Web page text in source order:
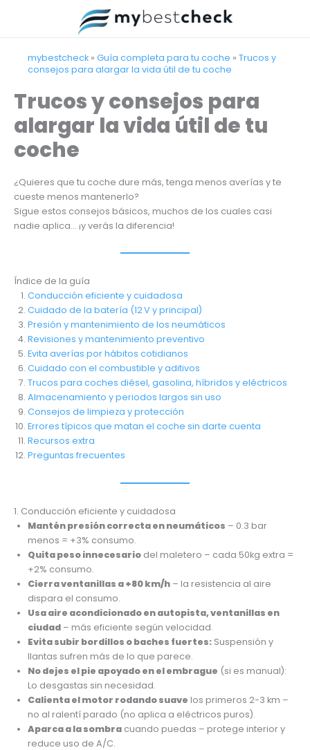
mybestcheck » Guía completa para tu coche » Trucos y
consejos para alargar la vida útil de tu coche
Trucos y consejos para
alargar la vida útil de tu
coche
¿Quieres que tu coche dure más, tenga menos averías y te
cueste menos mantenerlo?
Sigue estos consejos básicos, muchos de los cuales casi
nadie aplica… ¡y verás la diferencia!
Índice de la guía
Conducción eficiente y cuidadosa
Cuidado de la batería (12 V y principal)
Presión y mantenimiento de los neumáticos
Revisiones y mantenimiento preventivo
Evita averías por hábitos cotidianos
Cuidado con el combustible y aditivos
Trucos para coches diésel, gasolina, híbridos y eléctricos
Almacenamiento y periodos largos sin uso
Consejos de limpieza y protección
Errores típicos que matan el coche sin darte cuenta
Recursos extra
Preguntas frecuentes
1. Conducción eficiente y cuidadosa
Mantén presión correcta en neumáticos – 0.3 bar
menos = +3% consumo.
Quita peso innecesario del maletero – cada 50kg extra =
+2% consumo.
Cierra ventanillas a +80 km/h – la resistencia al aire
dispara el consumo.
Usa aire acondicionado en autopista, ventanillas en
ciudad – más eficiente según velocidad.
Evita subir bordillos o baches fuertes: Suspensión y
llantas sufren más de lo que parece.
No dejes el pie apoyado en el embrague (si es manual):
Lo desgastas sin necesidad.
Calienta el motor rodando suave los primeros 2-3 km –
no al ralentí parado (no aplica a eléctricos puros).
Aparca a la sombra cuando puedas – protege interior y
reduce uso de A/C.